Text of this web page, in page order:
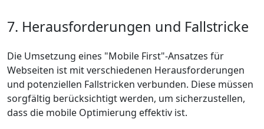
7. Herausforderungen und Fallstricke
Die Umsetzung eines "Mobile First"-Ansatzes für
Webseiten ist mit verschiedenen Herausforderungen
und potenziellen Fallstricken verbunden. Diese müssen
sorgfältig berücksichtigt werden, um sicherzustellen,
dass die mobile Optimierung effektiv ist.